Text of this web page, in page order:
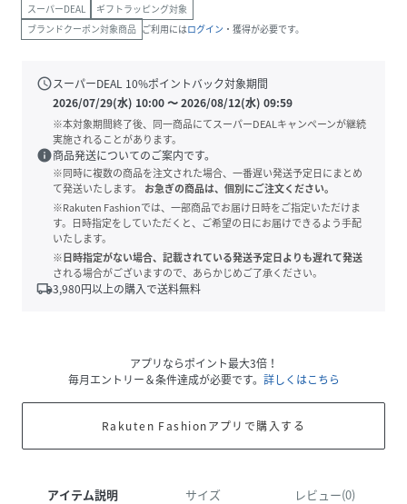
スーパーDEAL
ギフトラッピング対象
ブランドクーポン対象商品 ご利用にはログイン ・獲得が必要です。
scheduleスーパーDEAL 10%ポイントバック対象期間
2026/07/29(水) 10:00〜2026/08/12(水) 09:59
※本対象期間終了後、同一商品にてスーパーDEALキャンペーンが継続
実施されることがあります。
info商品発送についてのご案内です。
※同時に複数の商品を注文された場合、一番遅い発送予定日にまとめ
て発送いたします。
お急ぎの商品は、個別にご注文ください。
※Rakuten Fashionでは、一部商品でお届け日時をご指定いただけま
す。日時指定をしていただくと、ご希望の日にお届けできるよう手配
いたします。
※日時指定がない場合、記載されている発送予定日よりも遅れて発送
される場合がございますので、あらかじめご了承ください。
local_shipping3,980円以上の購入で送料無料
アプリならポイント最大3倍！
毎月エントリー＆条件達成が必要です。 詳しくはこちら
Rakuten Fashionアプリで購入する
アイテム説明 サイズ レビュー(0)